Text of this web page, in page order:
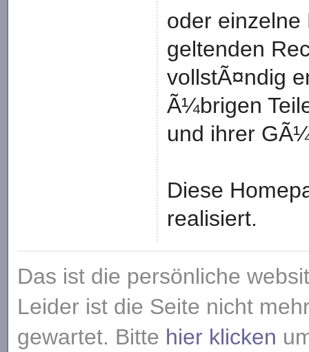
oder einzelne
geltenden
vollstÃ¤ndig
Ã¼brigen
und ihrer
Diese
realisiert.
Das ist die persönliche
Leider ist die Seite nicht
gewartet. Bitte hier klicken